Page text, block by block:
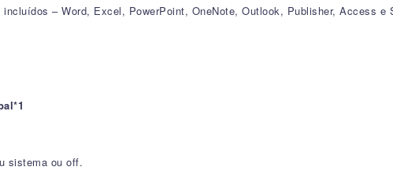
– Word, Excel, PowerPoint, OneNote, Outlook, Publisher, Access e
sistema ou off.